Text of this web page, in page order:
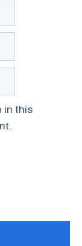
in this